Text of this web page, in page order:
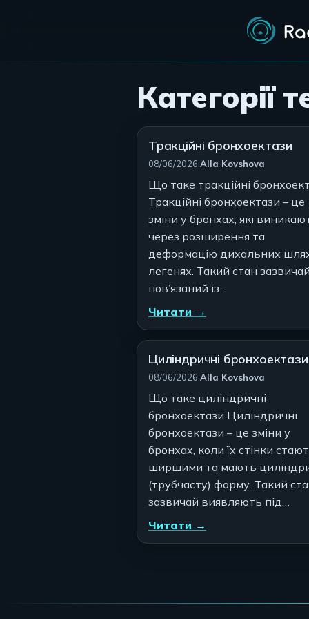
Категорії
Тракційні бронхоектази
08/06/2026·Автор:
Alla Kovshova
Що таке тракційні
Тракційні бронхоектази – це
зміни у бронхах, які
через розширення та
деформацію дихальних
легенях. Такий стан
пов’язаний із…
Читати →
Циліндричні бронхоектази
08/06/2026·Автор:
Alla Kovshova
Що таке циліндричні
бронхоектази Циліндричні
бронхоектази – це зміни у
бронхах, коли їх стінки
ширшими та мають
(трубчасту) форму. Такий
зазвичай виявляють під…
Читати →